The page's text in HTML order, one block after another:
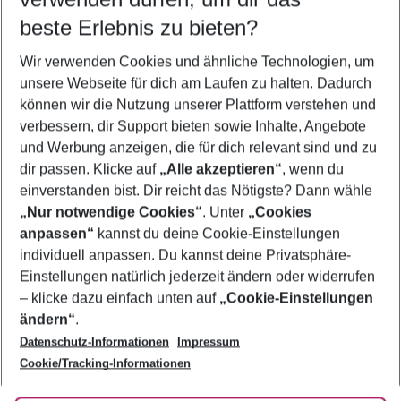
5-8 Nächte
2 Erwachsene Keine Kinder
Mehr Filter anzeigen
Footer
Footer navigation
Über uns
AGB
Bestpreisgarantie
Cookie-Einstellungen ändern
Cookie-Richtlinie
Agenturbetreuung
Barrierefreies Reisen
Folge uns
beste Erlebnis zu bieten?
Wir verwenden Cookies und ähnliche Technologien, um
unsere Webseite für dich am Laufen zu halten. Dadurch
können wir die Nutzung unserer Plattform verstehen und
verbessern, dir Support bieten sowie Inhalte, Angebote
und Werbung anzeigen, die für dich relevant sind und zu
dir passen. Klicke auf „Alle akzeptieren“, wenn du
einverstanden bist. Dir reicht das Nötigste? Dann wähle
„Nur notwendige Cookies“. Unter „Cookies
anpassen“ kannst du deine Cookie-Einstellungen
individuell anpassen. Du kannst deine Privatsphäre-
Einstellungen natürlich jederzeit ändern oder widerrufen
– klicke dazu einfach unten auf „Cookie-Einstellungen
ändern“.
Datenschutz-Informationen
Impressum
Cookie/Tracking-Informationen